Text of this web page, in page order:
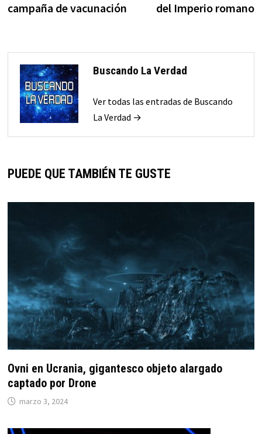
campaña de vacunación
del Imperio romano
Buscando La Verdad
Ver todas las entradas de Buscando
La Verdad →
PUEDE QUE TAMBIÉN TE GUSTE
Ovni en Ucrania, gigantesco objeto alargado
captado por Drone
marzo 3, 2024